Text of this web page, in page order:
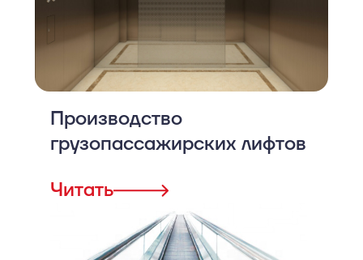
Производство
грузопассажирских лифтов
Читать